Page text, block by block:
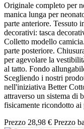
Originale completo per
manica lunga per
parte anteriore. Tessuto
decorativi: tasca
Colletto modello
parte posteriore.
per agevolare la
al tatto. Fondo
Scegliendo i nostri
nell'iniziativa Better
attraverso un sistema di
fisicamente ricondotto ai
Prezzo 28,98 € Prezzo